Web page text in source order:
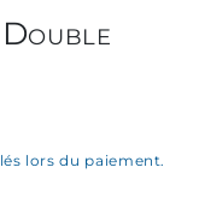
lors du paiement.